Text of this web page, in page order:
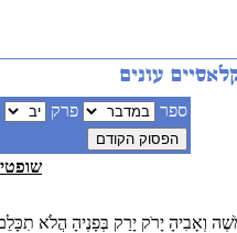
ספר פרק
וְאָבִיהָ יָרֹק יָרַק בְּפָנֶיהָ הֲלֹא